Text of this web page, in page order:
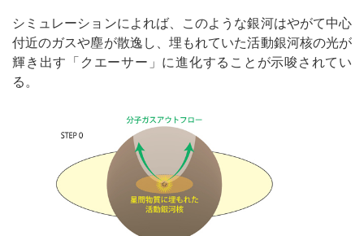
シミュレーションによれば、このような銀河はやがて中心
付近のガスや塵が散逸し、埋もれていた活動銀河核の光が
輝き出す「クエーサー」に進化することが示唆されてい
る。